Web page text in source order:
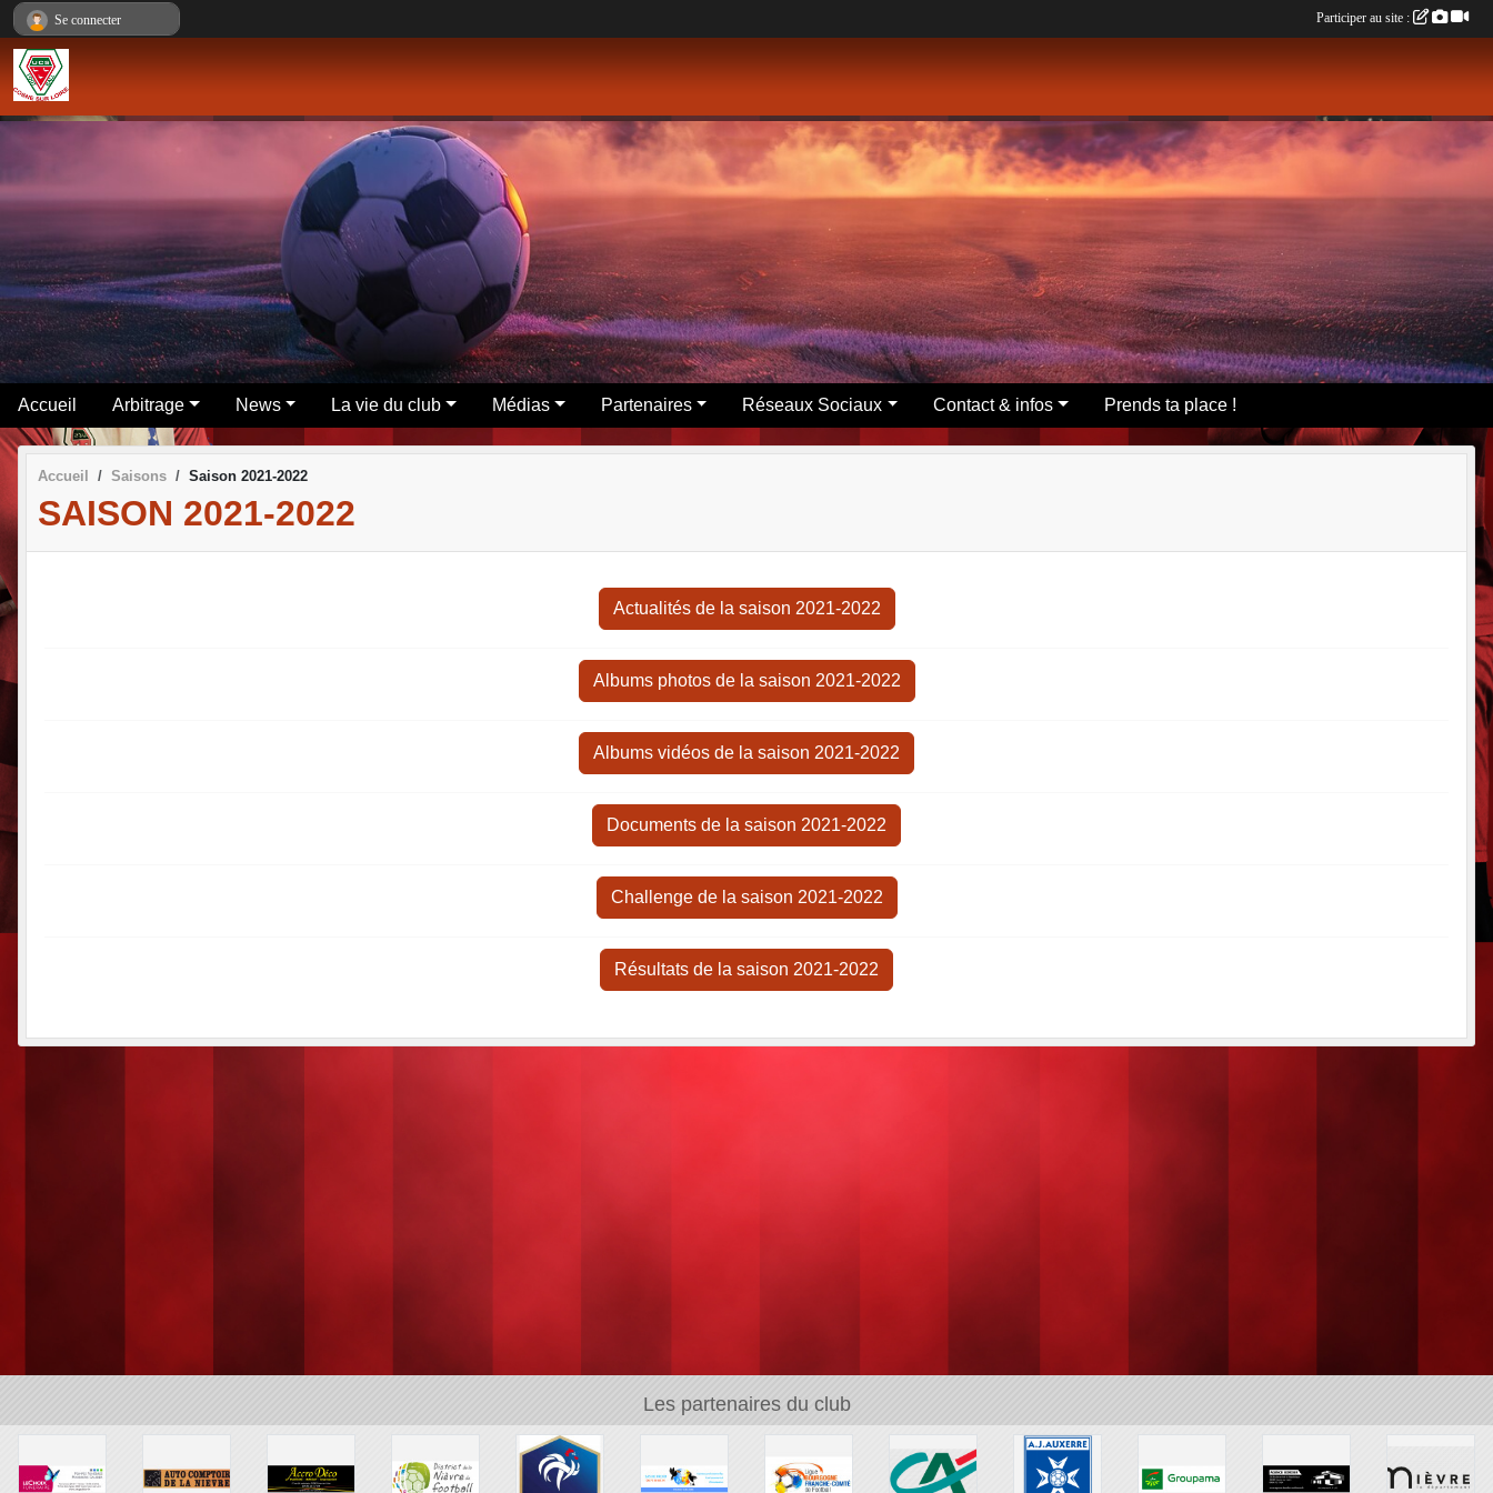
Accueil Arbitrage News La vie du club Médias Partenaires Réseaux Sociaux Contact & infos Prends ta place !
Accueil Saisons Saison 2021-2022
SAISON 2021-2022
Actualités de la saison 2021-2022
Albums photos de la saison 2021-2022
Albums vidéos de la saison 2021-2022
Documents de la saison 2021-2022
Challenge de la saison 2021-2022
Résultats de la saison 2021-2022
Les partenaires du club
Se connecter Participer au site :
Panneau de gestion des cookies